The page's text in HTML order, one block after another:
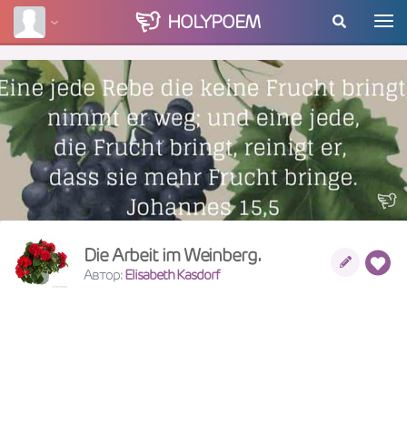
HOLYPOEM
Die Arbeit im Weinberg.
Автор:Elisabeth Kasdorf